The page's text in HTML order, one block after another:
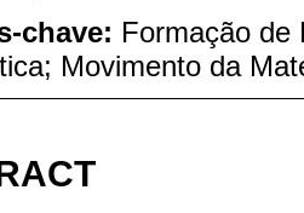
chave: Formação de
Movimento da